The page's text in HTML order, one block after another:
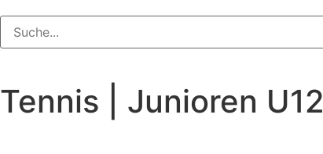
Tennis | Junioren U12